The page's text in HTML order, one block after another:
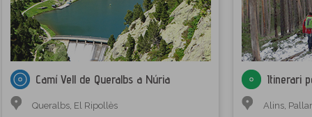
Camí Vell de Queralbs a Núria
Queralbs, El Ripollès
Itinerari
Alins,